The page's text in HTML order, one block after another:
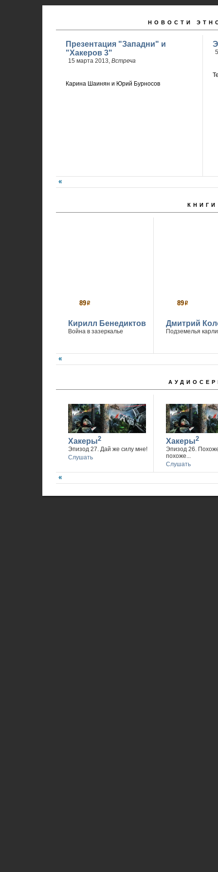
НОВОСТИ
Презентация "Западни" и
"Хакеров 3"
15 марта 2013, Встреча
Карина Шаинян и Юрий Бурносов
КНИГИ
89р
Кирилл Бенедиктов
Война в зазеркалье
89р
Дмитрий
Подземелья
Хакеры2
Эпизод 27. Дай же силу мне!
Слушать
Хакеры2
Эпизод 26.
похоже...
Слушать